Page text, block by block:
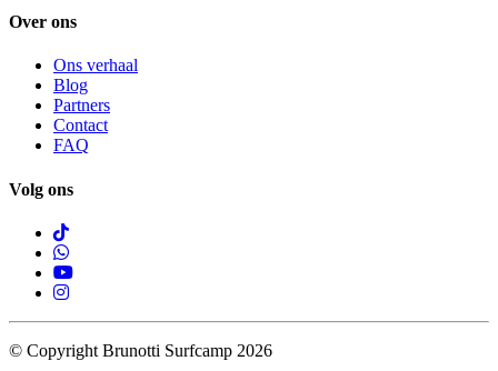
Over ons
Ons verhaal
Blog
Partners
Contact
FAQ
Volg ons
© Copyright Brunotti Surfcamp 2026